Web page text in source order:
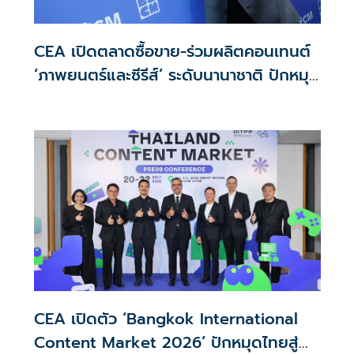
CEA เปิดตลาดซื้อขาย-ร่วมผลิตคอนเทนต์
‘ภาพยนตร์และซีรีส์’ ระดับนานาชาติ ปักหมุด
CEA เปิดตัว ‘Bangkok International
Content Market 2026’ ปักหมุดไทยสู่